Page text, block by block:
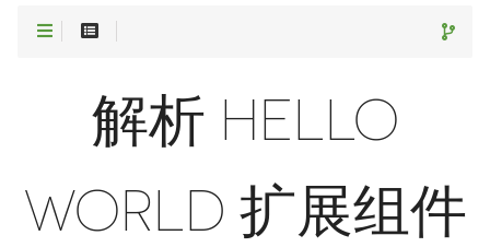
解析 HELLO
WORLD 扩展组件